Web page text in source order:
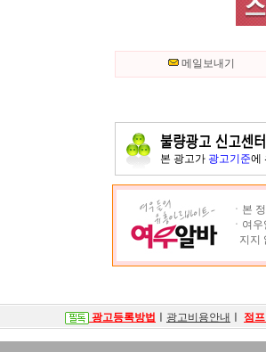
메일보내기
본 광고가 광고기준에
ㆍ본
ㆍ여
지지
광고등록방법 광고비용안내 점